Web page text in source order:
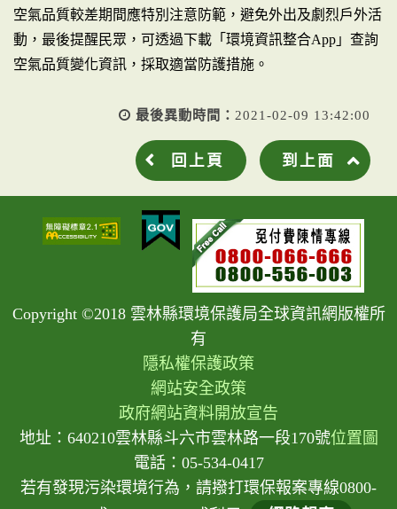
空氣品質較差期間應特別注意防範，避免外出及劇烈戶外活
動，最後提醒民眾，可透過下載「環境資訊整合App」查詢
空氣品質變化資訊，採取適當防護措施。
最後異動時間： 2021-02-09 13:42:00
回上頁 到上面
Copyright ©2018 雲林縣環境保護局全球資訊網版權所
有
隱私權保護政策
網站安全政策
政府網站資料開放宣告
地址：640210雲林縣斗六市雲林路一段170號位置圖
電話：05-534-0417
若有發現污染環境行為，請撥打環保報案專線0800-